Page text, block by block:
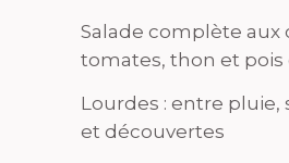
Salade complète aux
tomates, thon et pois
Lourdes : entre pluie,
et découvertes